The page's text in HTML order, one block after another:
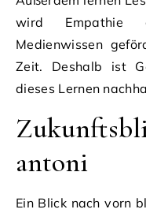
wird Empathie
Medienwissen
Zeit. Deshalb ist
dieses Lernen
antoni
Ein Blick nach vorn